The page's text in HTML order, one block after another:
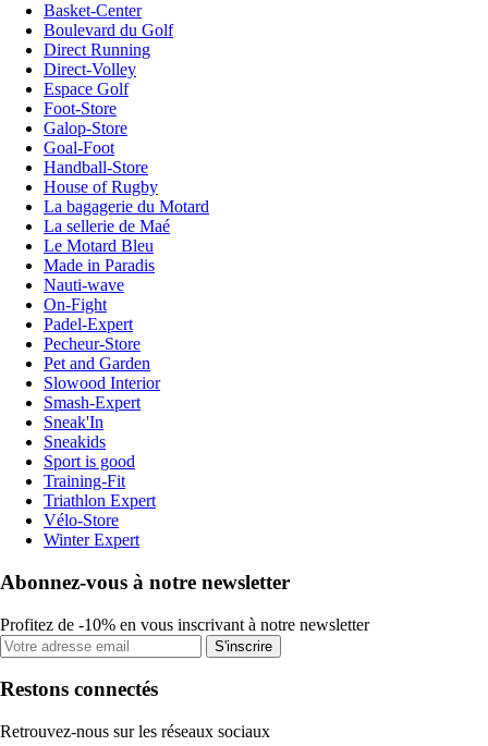
Basket-Center
Boulevard du Golf
Direct Running
Direct-Volley
Espace Golf
Foot-Store
Galop-Store
Goal-Foot
Handball-Store
House of Rugby
La bagagerie du Motard
La sellerie de Maé
Le Motard Bleu
Made in Paradis
Nauti-wave
On-Fight
Padel-Expert
Pecheur-Store
Pet and Garden
Slowood Interior
Smash-Expert
Sneak'In
Sneakids
Sport is good
Training-Fit
Triathlon Expert
Vélo-Store
Winter Expert
Abonnez-vous à notre newsletter
Profitez de -10% en vous inscrivant à notre newsletter
S'inscrire
Restons connectés
Retrouvez-nous sur les réseaux sociaux